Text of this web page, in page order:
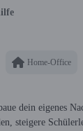
Home-Office
dein eigenes
steigere